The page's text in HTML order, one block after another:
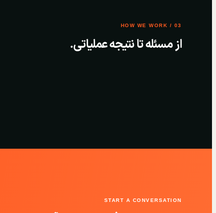
03 / HOW WE WORK
از مسئله تا نتیجه عملیاتی.
START A CONVERSATION